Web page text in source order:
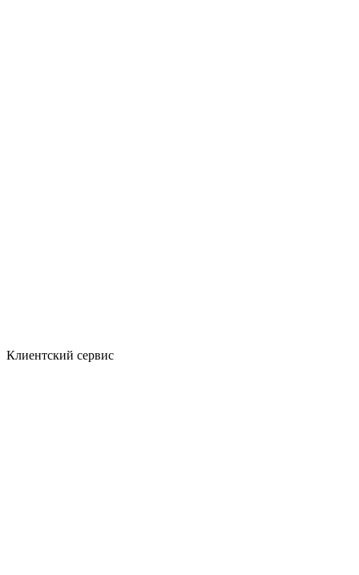
Клиентский сервис